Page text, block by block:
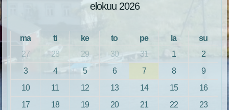
elokuu 2026
ma ti ke to pe la
su
27
28 29 30 31 1
2
3
4 5 6 7 8
9
10
11 12 13 14 15
16
17
18 19 20 21 22
23